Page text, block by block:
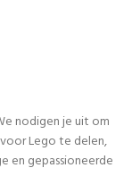
nodigen je uit om
Lego te delen,
en gepassioneerde